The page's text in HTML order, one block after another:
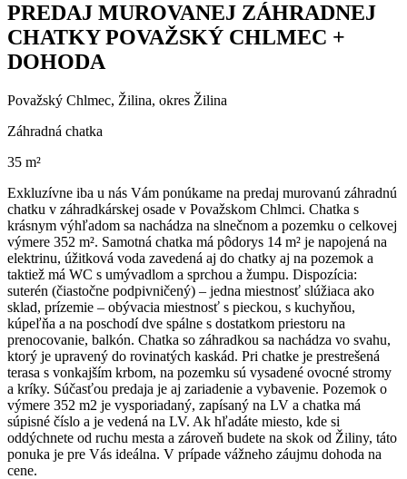
PREDAJ MUROVANEJ ZÁHRADNEJ
CHATKY POVAŽSKÝ CHLMEC +
DOHODA
Považský Chlmec, Žilina, okres Žilina
Záhradná chatka
35 m²
Exkluzívne iba u nás Vám ponúkame na predaj murovanú záhradnú
chatku v záhradkárskej osade v Považskom Chlmci. Chatka s
krásnym výhľadom sa nachádza na slnečnom a pozemku o celkovej
výmere 352 m². Samotná chatka má pôdorys 14 m² je napojená na
elektrinu, úžitková voda zavedená aj do chatky aj na pozemok a
taktiež má WC s umývadlom a sprchou a žumpu. Dispozícia:
suterén (čiastočne podpivničený) – jedna miestnosť slúžiaca ako
sklad, prízemie – obývacia miestnosť s pieckou, s kuchyňou,
kúpeľňa a na poschodí dve spálne s dostatkom priestoru na
prenocovanie, balkón. Chatka so záhradkou sa nachádza vo svahu,
ktorý je upravený do rovinatých kaskád. Pri chatke je prestrešená
terasa s vonkajším krbom, na pozemku sú vysadené ovocné stromy
a kríky. Súčasťou predaja je aj zariadenie a vybavenie. Pozemok o
výmere 352 m2 je vysporiadaný, zapísaný na LV a chatka má
súpisné číslo a je vedená na LV. Ak hľadáte miesto, kde si
oddýchnete od ruchu mesta a zároveň budete na skok od Žiliny, táto
ponuka je pre Vás ideálna. V prípade vážneho záujmu dohoda na
cene.